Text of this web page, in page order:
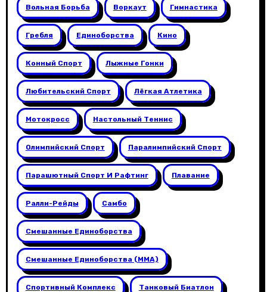
Вольная Борьба Воркаут Гимнастика
Гребля Единоборства Кино
Конный Спорт Лыжные Гонки
Любительский Спорт Лёгкая Атлетика
Мотокросс Настольный Теннис
Олимпийский Спорт Паралимпийский Спорт
Парашютный Спорт И Рафтинг Плавание
Ралли-Рейды Самбо
Смешанные Единоборства
Смешанные Единоборства (ММА)
Спортивный Комплекс Танковый Биатлон